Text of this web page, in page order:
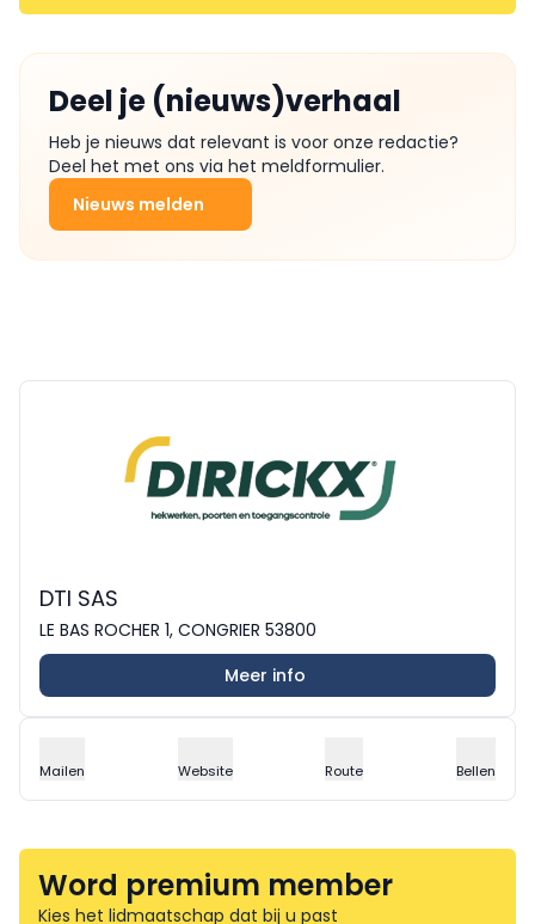
Deel je (nieuws)verhaal
Heb je nieuws dat relevant is voor onze redactie?
Deel het met ons via het meldformulier.
Nieuws melden
DTI SAS
LE BAS ROCHER 1, CONGRIER 53800
Meer info
Mailen Website Route Bellen
Word premium member
Kies het lidmaatschap dat bij u past